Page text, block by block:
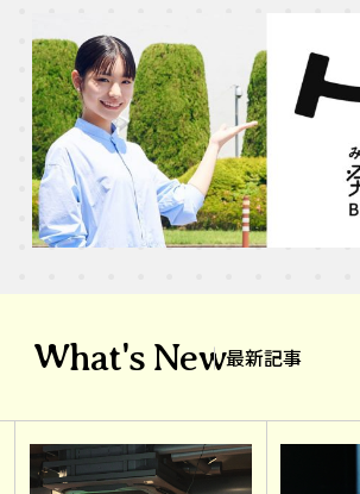
What's New最新記事